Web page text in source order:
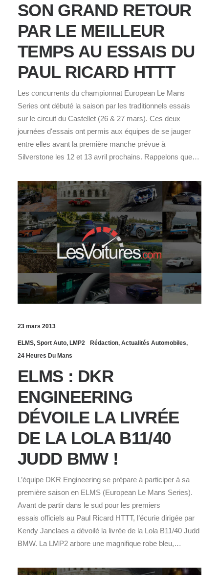
SON GRAND RETOUR
PAR LE MEILLEUR
TEMPS AU ESSAIS DU
PAUL RICARD HTTT
Les concurrents du championnat European Le Mans
Series ont débuté la saison par les traditionnels essais
sur le circuit du Castellet (26 & 27 mars). Ces deux
journées d'essais ont permis aux équipes de se jauger
entre elles avant la première manche prévue à
Silverstone les 12 et 13 avril prochains. Rappelons que…
23 mars 2013
ELMS, Sport Auto, LMP2 Rédaction, Actualités Automobiles,
24 Heures Du Mans
ELMS : DKR
ENGINEERING
DÉVOILE LA LIVRÉE
DE LA LOLA B11/40
JUDD BMW !
L’équipe DKR Engineering se prépare à participer à sa
première saison en ELMS (European Le Mans Series).
Avant de partir dans le sud pour les premiers
essais officiels au Paul Ricard HTTT, l’écurie dirigée par
Kendy Janclaes a dévoilé la livrée de la Lola B11/40 Judd
BMW. La LMP2 arbore une magnifique robe bleu,…